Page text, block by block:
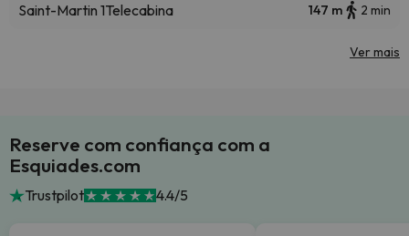
Saint-Martin 1Telecabina 147 m 2 min
Ver mais
Reserve com confiança com a
Esquiades.com
Trustpilot 4.4/5